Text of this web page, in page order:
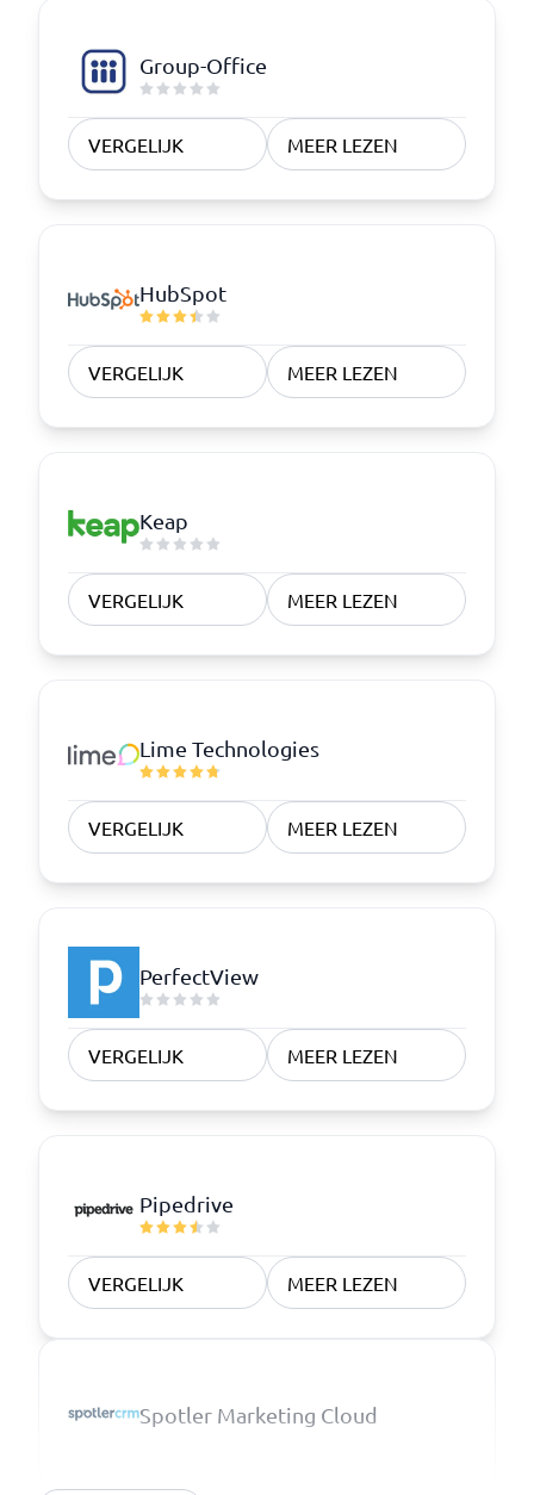
Group-Office
VERGELIJK MEER LEZEN
HubSpot
VERGELIJK MEER LEZEN
Keap
VERGELIJK MEER LEZEN
Lime Technologies
VERGELIJK MEER LEZEN
PerfectView
VERGELIJK MEER LEZEN
Pipedrive
VERGELIJK MEER LEZEN
Spotler Marketing Cloud